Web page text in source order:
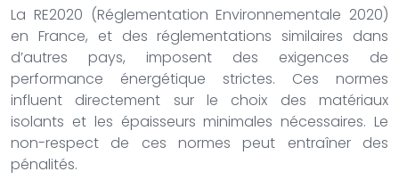
La RE2020 (Réglementation Environnementale 2020)
en France, et des réglementations similaires dans
d’autres pays, imposent des exigences de
performance énergétique strictes. Ces normes
influent directement sur le choix des matériaux
isolants et les épaisseurs minimales nécessaires. Le
non-respect de ces normes peut entraîner des
pénalités.